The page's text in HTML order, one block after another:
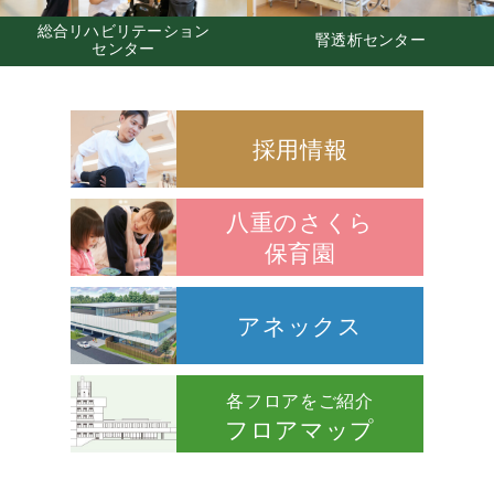
腎透析センター 社会福祉法人悠水会
きりしま邸苑
採用情報
八重のさくら
保育園
アネックス
各フロアをご紹介
フロアマップ